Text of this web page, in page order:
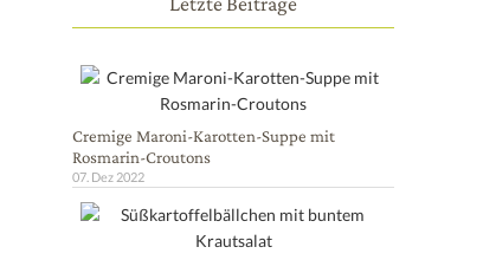
Cremige Maroni-Karotten-Suppe mit
Rosmarin-Croutons
07. Dez 2022